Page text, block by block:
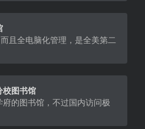
且全电脑化管理，是全美第二
校图书馆
的图书馆，不过国内访问极